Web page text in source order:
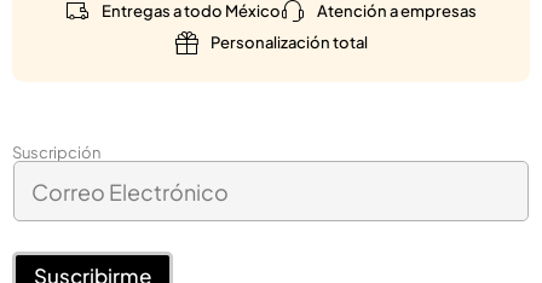
Entregas a todo México
Atención a empresas
Personalización total
Suscripción
*
r
C
r
r
Suscribirme